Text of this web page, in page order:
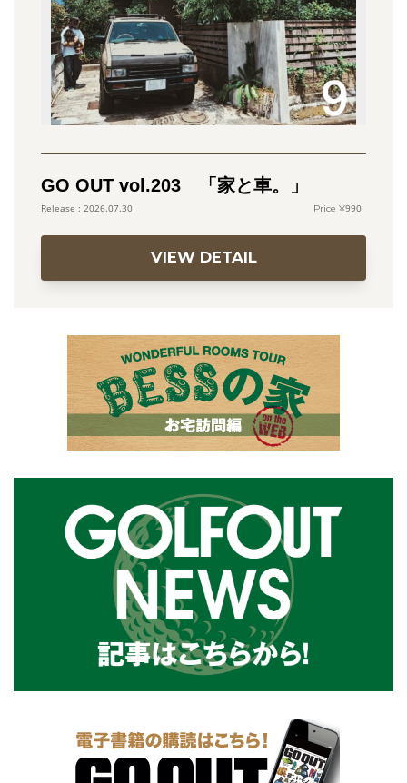
GO OUT vol.203 「家と車。」
2026.07.30 990
VIEW DETAIL